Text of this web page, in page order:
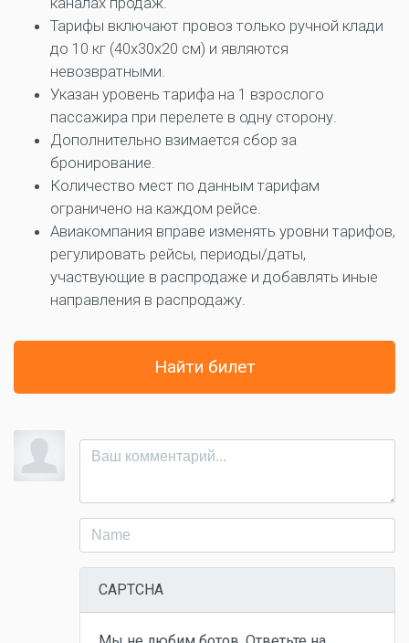
Тарифы включают провоз только ручной клади
до 10 кг (40x30x20 см) и являются
невозвратными.
Указан уровень тарифа на 1 взрослого
пассажира при перелете в одну сторону.
Дополнительно взимается сбор за
бронирование.
Количество мест по данным тарифам
ограничено на каждом рейсе.
Авиакомпания вправе изменять уровни тарифов,
регулировать рейсы, периоды/даты,
участвующие в распродаже и добавлять иные
направления в распродажу.
Найти билет
CAPTCHA